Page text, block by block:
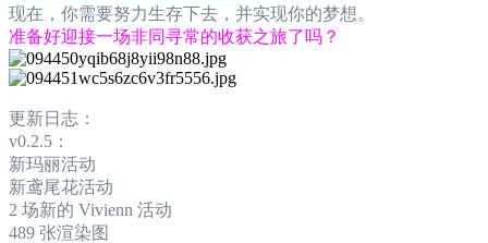
现在，你需要努力生存下去，并实现你的梦想。
准备好迎接一场非同寻常的收获之旅了吗？
更新日志：
v0.2.5：
新玛丽活动
新鸢尾花活动
2 场新的 Vivienn 活动
489 张渲染图